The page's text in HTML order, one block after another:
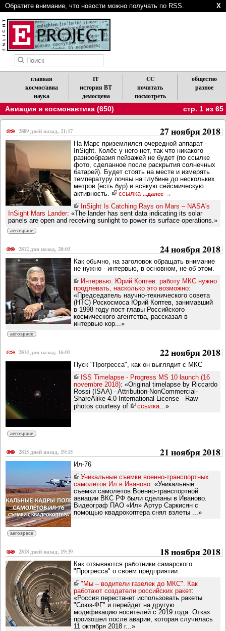
Обратите внимание, что новости можно получать по RSS. X
главная
космос/авиа
наука
IT
история ВТ
демосцена
CC
почитать
посмотреть
общество
разное
Авиация и космонавтика (650) стр. 1 из 65
2809 дней назад, 21:17 27 ноября 2018
На Марс приземлился очередной аппарат -
InSight. Колёс у него нет, так что никакого
разнообразия пейзажей не будет (по ссылке
фото, сделанное после раскрытия солнечных
батарей). Будет стоять на месте и измерять
температуру почвы на глубине до нескольких
метров (есть бур) и всякую сейсмическую
активность.
ссылка ...далее
InSight Is Catching Rays on Mars – NASA's
InSight Mars Lander: «The lander has sent data indicating its solar
panels are open and receiving sunlight to power its surface operations.»
aerospace
2812 дня назад, 20:03 24 ноября 2018
Как обычно, на заголовок обращать внимание
не нужно - интервью, в основном, не об этом.
Интервью. Юрий Коптев: работу МКС нужно
продлевать, насколько это возможно:
«Председатель научно-технического совета
(НТС) Роскосмоса Юрий Коптев, занимавший
в 1998 году пост главы Российского
космического агентства, рассказал в
интервью кор...»
aerospace
2814 дня назад, 16:01 22 ноября 2018
Пуск "Прогресса", как он выглядит с МКС
ISS Timelapse - Progress MS 10 launch (16
novembre 2018): «Original timelapse by Riccardo
Rossi (ISAA) - Attribution-NonCommercial-
ShareAlike 4.0 International License - Raw
photos courtesy of
ссылка...»
aerospace
2815 дней назад, 19:15 21 ноября 2018
Ил-76
Уникальные съемки военно-транспортных
самолетов Ил в Иваново: «Уникальные
съемки самолетов Военно-транспортной
авиации ВКС РФ были сделаны в Иваново.
Видеограф ПАО «Ил» Артур Саркисян с
помощью квадрокоптера снял взлеты ...»
aerospace
2818 дней назад, 19:39 18 ноября 2018
Как отзываются работники самарского
"Прогресса" о своём предприятии.
"Мы – водители газелек до МКС". Как
работают создатели российских ракет:
«Россия перестанет использовать ракеты
"Союз-ФГ" и перейдет на другую
модификацию носителей с 2019 года. Отказ
произошел после аварии, которая случилась
11 октября 2018 г...»